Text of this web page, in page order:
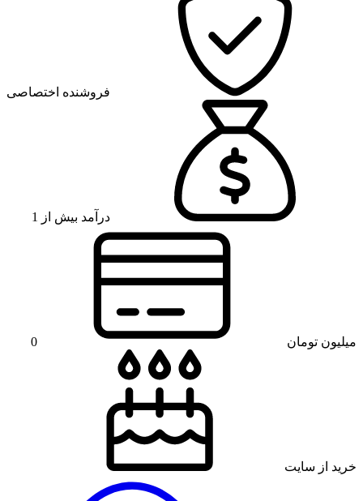
فروشنده اختصاصی
درآمد بیش از 1
میلیون تومان 0
خرید از سایت